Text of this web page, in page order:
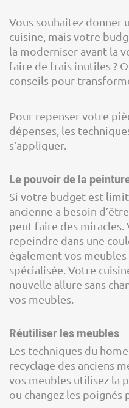
Vous souhaitez donner
cuisine, mais votre
la moderniser avant la
faire de frais inutiles ?
conseils pour
Pour repenser votre
dépenses, les
s’appliquer.
Le pouvoir de la
Si votre budget est
ancienne a besoin
peut faire des miracles.
repeindre dans une
également vos
spécialisée. Votre
nouvelle allure sans
vos meubles.
Réutiliser les meubles
Les techniques du
recyclage des anciens
vos meubles utilisez la
ou changez les poignés